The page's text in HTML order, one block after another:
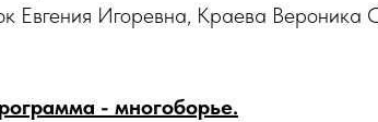
Евгения Игоревна, Краева Вероника
- многоборье.